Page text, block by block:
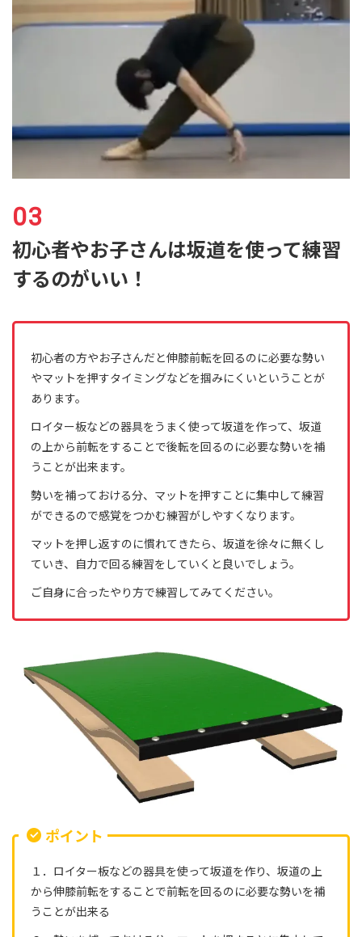
初心者やお子さんは坂道を使って練習
するのがいい！
初心者の方やお子さんだと伸膝前転を回るのに必要な勢い
やマットを押すタイミングなどを掴みにくいということが
あります。
ロイター板などの器具をうまく使って坂道を作って、坂道
の上から前転をすることで後転を回るのに必要な勢いを補
うことが出来ます。
勢いを補っておける分、マットを押すことに集中して練習
ができるので感覚をつかむ練習がしやすくなります。
マットを押し返すのに慣れてきたら、坂道を徐々に無くし
ていき、自力で回る練習をしていくと良いでしょう。
ご自身に合ったやり方で練習してみてください。
ポイント
１．ロイター板などの器具を使って坂道を作り、坂道の上
から伸膝前転をすることで前転を回るのに必要な勢いを補
うことが出来る